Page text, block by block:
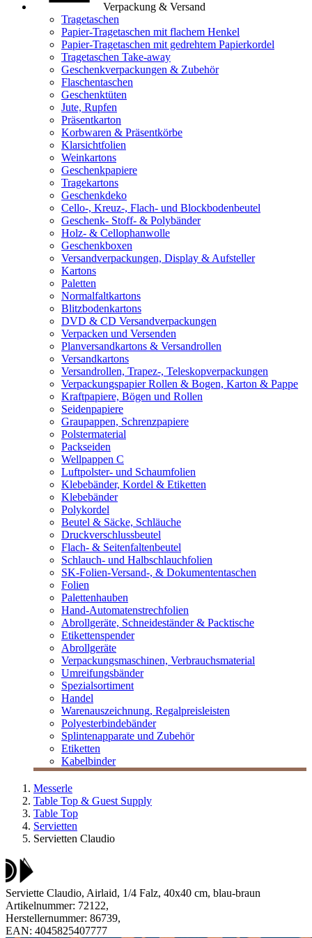
Verpackung & Versand
Tragetaschen
Papier-Tragetaschen mit flachem Henkel
Papier-Tragetaschen mit gedrehtem Papierkordel
Tragetaschen Take-away
Geschenkverpackungen & Zubehör
Flaschentaschen
Geschenktüten
Jute, Rupfen
Präsentkarton
Korbwaren & Präsentkörbe
Klarsichtfolien
Weinkartons
Geschenkpapiere
Tragekartons
Geschenkdeko
Cello-, Kreuz-, Flach- und Blockbodenbeutel
Geschenk- Stoff- & Polybänder
Holz- & Cellophanwolle
Geschenkboxen
Versandverpackungen, Display & Aufsteller
Kartons
Paletten
Normalfaltkartons
Blitzbodenkartons
DVD & CD Versandverpackungen
Verpacken und Versenden
Planversandkartons & Versandrollen
Versandkartons
Versandrollen, Trapez-, Teleskopverpackungen
Verpackungspapier Rollen & Bogen, Karton & Pappe
Kraftpapiere, Bögen und Rollen
Seidenpapiere
Graupappen, Schrenzpapiere
Polstermaterial
Packseiden
Wellpappen C
Luftpolster- und Schaumfolien
Klebebänder, Kordel & Etiketten
Klebebänder
Polykordel
Beutel & Säcke, Schläuche
Druckverschlussbeutel
Flach- & Seitenfaltenbeutel
Schlauch- und Halbschlauchfolien
SK-Folien-Versand-, & Dokumententaschen
Folien
Palettenhauben
Hand-Automatenstrechfolien
Abrollgeräte, Schneideständer & Packtische
Etikettenspender
Abrollgeräte
Verpackungsmaschinen, Verbrauchsmaterial
Umreifungsbänder
Spezialsortiment
Handel
Warenauszeichnung, Regalpreisleisten
Polyesterbindebänder
Splintenapparate und Zubehör
Etiketten
Kabelbinder
Messerle
Table Top & Guest Supply
Table Top
Servietten
Servietten Claudio
Serviette Claudio, Airlaid, 1/4 Falz, 40x40 cm, blau-braun
Artikelnummer: 72122,
Herstellernummer: 86739,
EAN: 4045825407777